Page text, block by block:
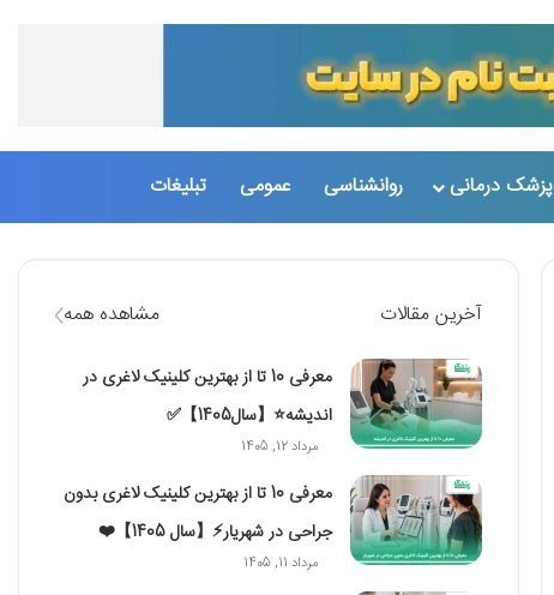
پزشک درمانی روانشناسی عمومی تبلیغات
آخرین مقالات مشاهده همه
معرفی 10 تا از بهترین کلینیک لاغری در
اندیشه⭐【سال1405】✅
مرداد 12, 1405
معرفی 10 تا از بهترین کلینیک لاغری بدون
جراحی در شهریار⚡【سال 1405】❤️
مرداد 11, 1405